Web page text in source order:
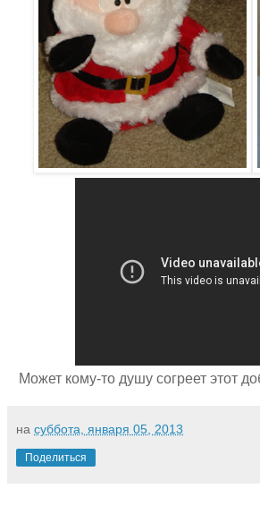
Может кому-то душу согреет этот
на суббота, января 05, 2013
Поделиться